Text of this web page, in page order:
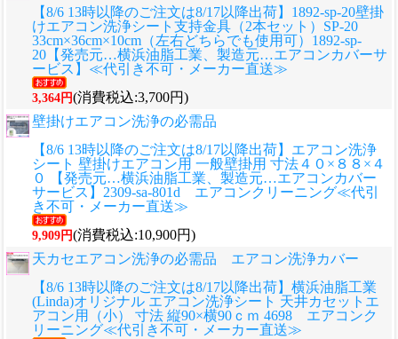
【8/6 13時以降のご注文は8/17以降出荷】1892-sp-20壁掛
けエアコン洗浄シート支持金具（2本セット）SP-20
33cm×36cm×10cm（左右どちらでも使用可）1892-sp-
20【発売元…横浜油脂工業、製造元…エアコンカバーサ
ービス】≪代引き不可・メーカー直送≫
3,364円(消費税込:3,700円)
壁掛けエアコン洗浄の必需品
【8/6 13時以降のご注文は8/17以降出荷】エアコン洗浄
シート 壁掛けエアコン用 一般壁掛用 寸法４０×８８×４
０ 【発売元…横浜油脂工業、製造元…エアコンカバー
サービス】2309-sa-801d エアコンクリーニング≪代引
き不可・メーカー直送≫
9,909円(消費税込:10,900円)
天カセエアコン洗浄の必需品 エアコン洗浄カバー
【8/6 13時以降のご注文は8/17以降出荷】横浜油脂工業
(Linda)オリジナル エアコン洗浄シート 天井カセットエ
アコン用（小） 寸法 縦90×横90ｃｍ 4698 エアコンク
リーニング≪代引き不可・メーカー直送≫